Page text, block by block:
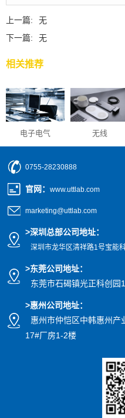
上一篇:
无
下一篇:
无
相关推荐
电子电气 无线
0755-28230888
官网 ：www.uttlab.com
marketing@uttlab.com
>深圳总部公司地址：
深圳市龙华区清祥路1号宝能
>东莞公司地址：
东莞市石碣镇光正科创园
>惠州公司地址：
惠州市仲恺区中韩惠州产
17#厂房1-2楼